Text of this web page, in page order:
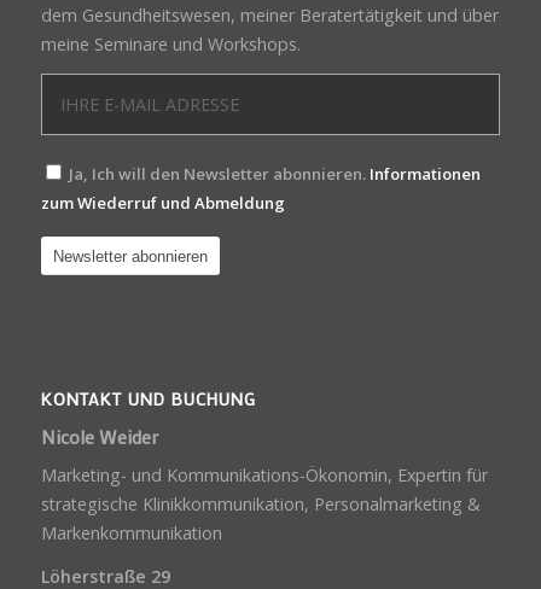
dem Gesundheitswesen, meiner Beratertätigkeit und über
meine Seminare und Workshops.
Ja, Ich will den Newsletter abonnieren. Informationen
zum Wiederruf und Abmeldung
KONTAKT UND BUCHUNG
Nicole Weider
Marketing- und Kommunikations-Ökonomin, Expertin für
strategische Klinikkommunikation, Personalmarketing &
Markenkommunikation
Löherstraße 29